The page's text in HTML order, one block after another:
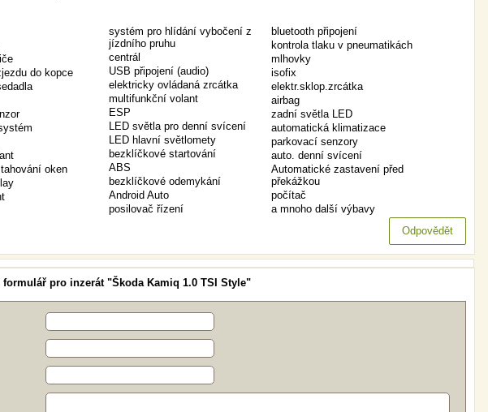
do kopce
oken
systém pro hlídání vybočení z
jízdního pruhu
centrál
USB připojení (audio)
elektricky ovládaná zrcátka
multifunkční volant
ESP
LED světla pro denní svícení
LED hlavní světlomety
bezklíčkové startování
ABS
bezklíčkové odemykání
Android Auto
posilovač řízení
bluetooth připojení
kontrola tlaku v pneumatikách
mlhovky
isofix
elektr.sklop.zrcátka
airbag
zadní světla LED
automatická klimatizace
parkovací senzory
auto. denní svícení
Automatické zastavení před
překážkou
počítač
a mnoho další výbavy
Odpovědět
formulář pro inzerát "Škoda Kamiq 1.0 TSI Style"